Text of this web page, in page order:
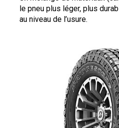
le pneu plus léger, plus
au niveau de l’usure.